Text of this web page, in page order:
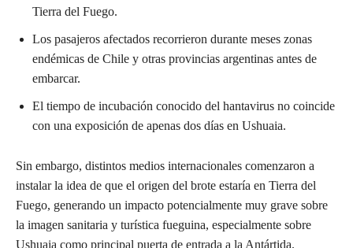
Tierra del Fuego.
Los pasajeros afectados recorrieron durante meses zonas
endémicas de Chile y otras provincias argentinas antes de
embarcar.
El tiempo de incubación conocido del hantavirus no coincide
con una exposición de apenas dos días en Ushuaia.
Sin embargo, distintos medios internacionales comenzaron a
instalar la idea de que el origen del brote estaría en Tierra del
Fuego, generando un impacto potencialmente muy grave sobre
la imagen sanitaria y turística fueguina, especialmente sobre
Ushuaia como principal puerta de entrada a la Antártida.